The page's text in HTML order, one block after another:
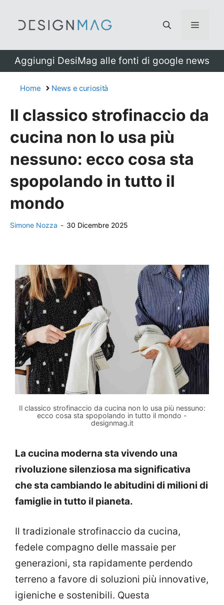
Menu
Aggiungi DesiMag alle fonti di google news
Home News e curiosità
Il classico strofinaccio da
cucina non lo usa più
nessuno: ecco cosa sta
spopolando in tutto il
mondo
Simone Nozza - 30 Dicembre 2025
Il classico strofinaccio da cucina non lo usa più nessuno:
ecco cosa sta spopolando in tutto il mondo -
designmag.it
La cucina moderna sta vivendo una
rivoluzione silenziosa ma significativa
che sta cambiando le abitudini di milioni di
famiglie in tutto il pianeta.
Il tradizionale strofinaccio da cucina,
fedele compagno delle massaie per
generazioni, sta rapidamente perdendo
terreno a favore di soluzioni più innovative,
igieniche e sostenibili. Questa